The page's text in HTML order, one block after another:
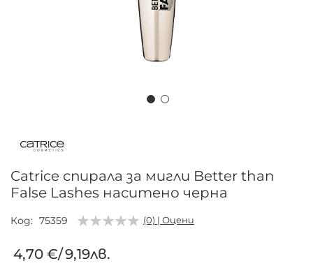
началото
галерия
със
снимки
Catrice спирала за мигли Better than
False Lashes наситено черна
Код 75359 (0) | Оцени
4,70 €/9,19лв.